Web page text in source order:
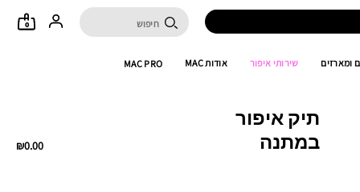
0
ומארזים שירותי איפור אודות MAC MAC PRO
תיק איפור
במתנה
₪0.00